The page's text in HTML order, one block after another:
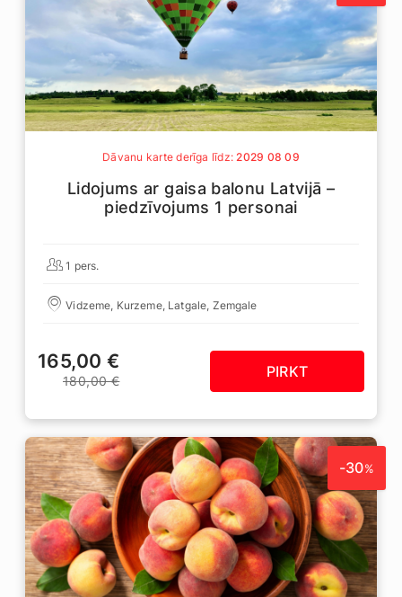
Dāvanu karte derīga līdz: 2029 08 09
Lidojums ar gaisa balonu Latvijā –
piedzīvojums 1 personai
1 pers.
Vidzeme, Kurzeme, Latgale, Zemgale
165,00 €
180,00 €
PIRKT
-30%